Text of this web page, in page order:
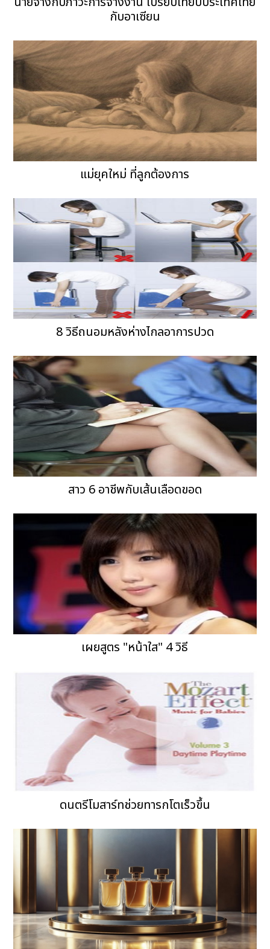
กับอาเซียน
แม่ยุคใหม่ ที่ลูกต้องการ
8 วิธีถนอมหลังห่างไกลอาการปวด
สาว 6 อาชีพกับเส้นเลือดขอด
เผยสูตร "หน้าใส" 4 วิธี
ดนตรีโมสาร์ทช่วยทารกโตเร็วขึ้น